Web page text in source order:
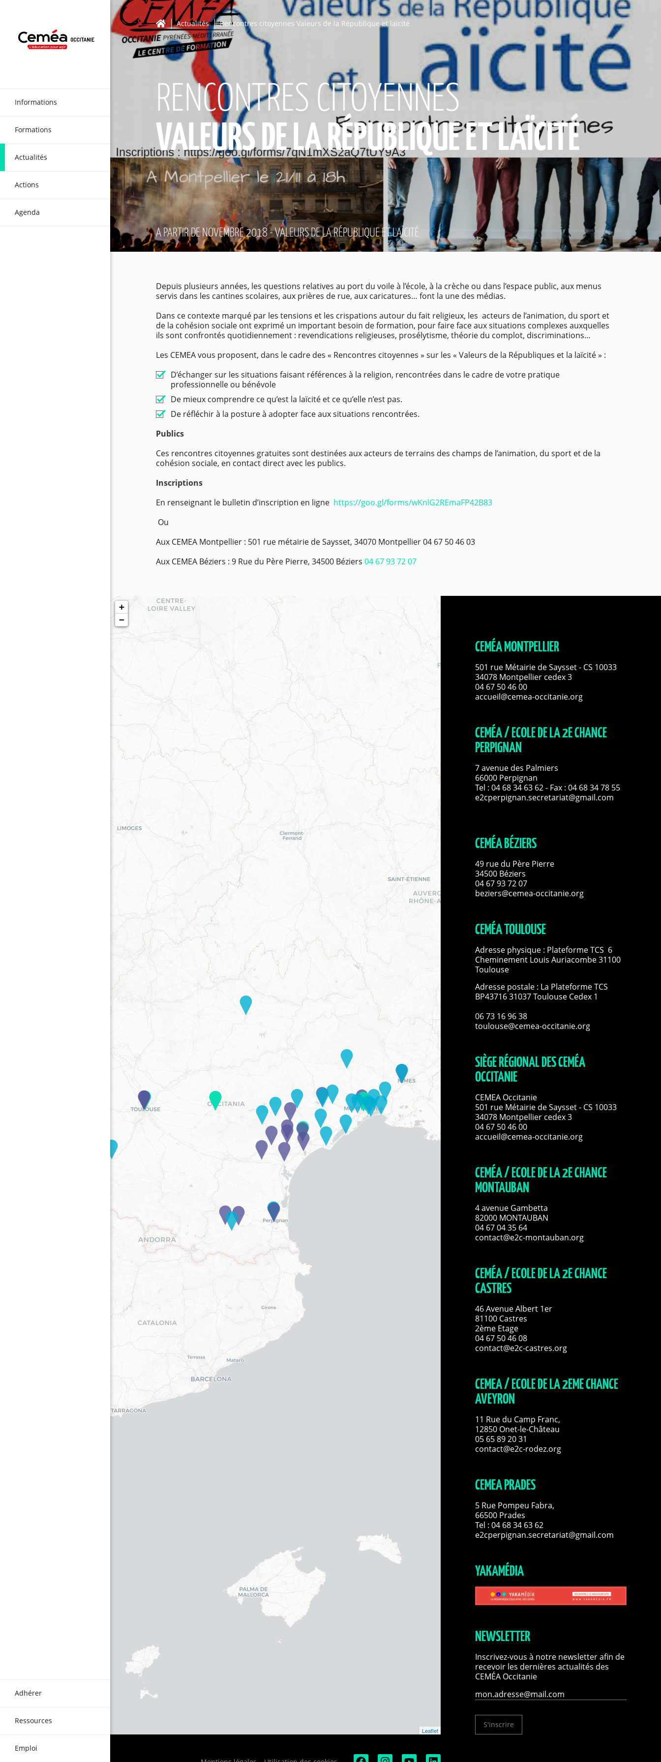
Actualités Rencontres citoyennes Valeurs de la République et laïcité
RENCONTRES CITOYENNES
VALEURS DE LA RÉPUBLIQUE ET LAÏCITÉ
A PARTIR DE NOVEMBRE 2018 - VALEURS DE LA RÉPUBLIQUE ET LAÏCITÉ
Depuis plusieurs années, les questions relatives au port du voile à l’école, à la crèche ou dans l’espace public, aux menus
servis dans les cantines scolaires, aux prières de rue, aux caricatures… font la une des médias.
Dans ce contexte marqué par les tensions et les crispations autour du fait religieux, les acteurs de l’animation, du sport et
de la cohésion sociale ont exprimé un important besoin de formation, pour faire face aux situations complexes auxquelles
ils sont confrontés quotidiennement : revendications religieuses, prosélytisme, théorie du complot, discriminations…
Les CEMEA vous proposent, dans le cadre des « Rencontres citoyennes » sur les « Valeurs de la Républiques et la laïcité » :
D’échanger sur les situations faisant références à la religion, rencontrées dans le cadre de votre pratique
professionnelle ou bénévole
De mieux comprendre ce qu’est la laïcité et ce qu’elle n’est pas.
De réfléchir à la posture à adopter face aux situations rencontrées.
Publics
Ces rencontres citoyennes gratuites sont destinées aux acteurs de terrains des champs de l’animation, du sport et de la
cohésion sociale, en contact direct avec les publics.
Inscriptions
En renseignant le bulletin d’inscription en ligne https://goo.gl/forms/wKnlG2REmaFP42B83
Ou
Aux CEMEA Montpellier : 501 rue métairie de Saysset, 34070 Montpellier 04 67 50 46 03
Aux CEMEA Béziers : 9 Rue du Père Pierre, 34500 Béziers04 67 93 72 07
+
−
Leaflet
CEMÉA MONTPELLIER
501 rue Métairie de Saysset - CS 10033
34078 Montpellier cedex 3
04 67 50 46 00
accueil@cemea-occitanie.org
CEMÉA / ECOLE DE LA 2E CHANCE
PERPIGNAN
7 avenue des Palmiers
66000 Perpignan
Tel : 04 68 34 63 62- Fax : 04 68 34 78 55
e2cperpignan.secretariat@gmail.com
CEMÉA BÉZIERS
49 rue du Père Pierre
34500 Béziers
04 67 93 72 07
beziers@cemea-occitanie.org
CEMÉA TOULOUSE
Adresse physique : Plateforme TCS 6
Cheminement Louis Auriacombe 31100
Toulouse
Adresse postale : La Plateforme TCS
BP43716 31037 Toulouse Cedex 1
06 73 16 96 38
toulouse@cemea-occitanie.org
SIÈGE RÉGIONAL DES CEMÉA
OCCITANIE
CEMEA Occitanie
501 rue Métairie de Saysset - CS 10033
34078 Montpellier cedex 3
04 67 50 46 00
accueil@cemea-occitanie.org
CEMÉA / ECOLE DE LA 2E CHANCE
MONTAUBAN
4 avenue Gambetta
82000 MONTAUBAN
04 67 04 35 64
contact@e2c-montauban.org
CEMÉA / ECOLE DE LA 2E CHANCE
CASTRES
46 Avenue Albert 1er
81100 Castres
2ème Etage
04 67 50 46 08
contact@e2c-castres.org
CEMEA / ECOLE DE LA 2EME CHANCE
AVEYRON
11 Rue du Camp Franc,
12850 Onet-le-Château
05 65 89 20 31
contact@e2c-rodez.org
CEMEA PRADES
5 Rue Pompeu Fabra,
66500 Prades
Tel : 04 68 34 63 62
e2cperpignan.secretariat@gmail.com
YAKAMÉDIA
NEWSLETTER
Inscrivez-vous à notre newsletter afin de
recevoir les dernières actualités des
CEMÉA Occitanie
S'inscrire
Informations
Formations
Actualités
Actions
Agenda
Adhérer
Ressources
Emploi